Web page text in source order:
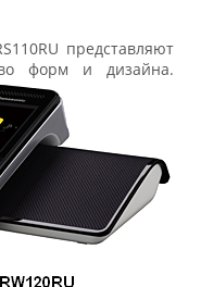
представляют
форм и дизайна.